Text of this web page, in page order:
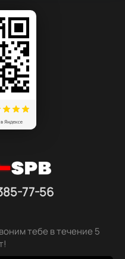
77-56
тебе в течение 5